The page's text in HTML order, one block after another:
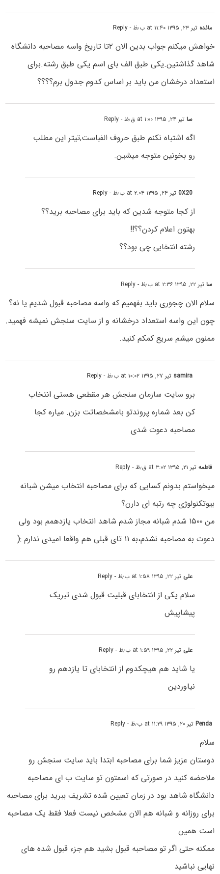
مائده تیر ۲۳, ۱۳۹۵ at ۱۱:۴۰ ب٫ظ - Reply
خواهش میکنم جواب بدین الان ۲تا تاریخ واسه مصاحبه دانشگاه
شاهد گذاشتین.یکى طبق الف باى اسم یکى طبق رشته.براى
استعداد درخشان من باید بر اساس کدوم جدول برم؟؟؟؟
ساتیر ۲۴, ۱۳۹۵ at ۱:۰۰ ق٫ظ - Reply
اگه اشتباه نکنم طبق حروف الفباست,تیتر این مطلب
رو بخونین متوجه میشین.
0X20تیر ۲۴, ۱۳۹۵ at ۲:۰۴ ب٫ظ - Reply
از کجا متوجه شدین که باید برای مصاحبه برید؟؟
بهتون اعلام کردن؟؟!!
رشته انتخابی چی بود؟؟
ساتیر ۲۲, ۱۳۹۵ at ۲:۳۶ ب٫ظ - Reply
سلام الان چجوری باید بفهمیم که واسه مصاحبه قبول شدیم یا نه؟
چون این واسه استعداد درخشانه و از سایت سنجش نمیشه فهمید.
ممنون میشم سریع کمکم کنید.
samira تیر ۲۷, ۱۳۹۵ at ۱۰:۰۲ ب٫ظ - Reply
برو سایت سازمان سنجش هر مقطعی هستی انتخاب
کن بعد شماره پروندتو بامشخصاتت بزن. میاره کجا
مصاحبه دعوت شدی
فاطمهتیر ۲۱, ۱۳۹۵ at ۳:۰۲ ق٫ظ - Reply
میخواستم بدونم کسایی که برای مصاحبه انتخاب میشن شبانه
بیوتکنولوژی چه رتبه ای دارن؟
من ۱۵۰۰ شدم شبانه مجاز شدم شاهد انتخاب یازدهمم بود ولی
دعوت به مصاحبه نشدم،به ۱۱ تای قبلی هم واقعا امیدی ندارم :(
علی تیر ۲۲, ۱۳۹۵ at ۱:۵۸ ب٫ظ - Reply
سلام یکی از انتخابای قبلیت قبول شدی تبریک
پیشاپیش
علی تیر ۲۲, ۱۳۹۵ at ۱:۵۹ ب٫ظ - Reply
یا شاید هم هیچکدوم از انتخابای تا یازدهم رو
نیاوردین
Pendaتیر ۲۰, ۱۳۹۵ at ۱۱:۲۹ ب٫ظ - Reply
سلام
دوستان عزیز شما برای مصاحبه ابتدا باید سایت سنجش رو
ملاحضه کنید در صورتی که اسمتون تو سایت ب ای مصاحبه
دانشگاه شاهد بود در زمان تعیین شده تشریف ببرید برای مصاحبه
برای روزانه و شبانه هم الان مشخص نیست فعلا فقط یک مصاحبه
است همین
ممکنه حتی اگر تو مصاحبه قبول بشید هم جزء قبول شده های
نهایی نباشید